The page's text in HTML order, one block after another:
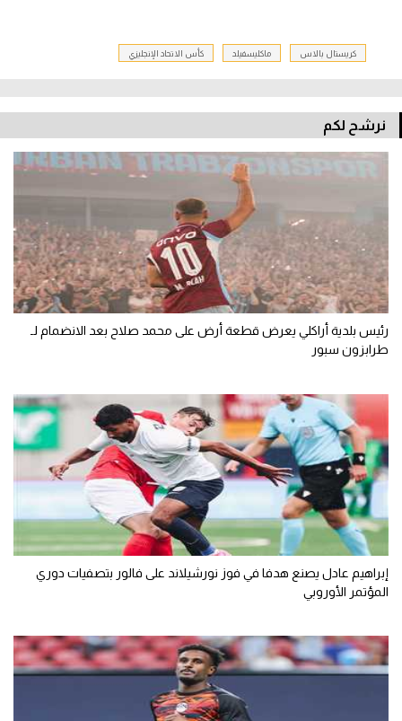
كريستال بالاس ماكليسفيلد كأس الاتحاد الإنجليزي
نرشح لكم
رئيس بلدية أراكلي يعرض قطعة أرض على محمد صلاح بعد الانضمام لـ
طرابزون سبور
إبراهيم عادل يصنع هدفا في فوز نورشيلاند على فالور بتصفيات دوري
المؤتمر الأوروبي